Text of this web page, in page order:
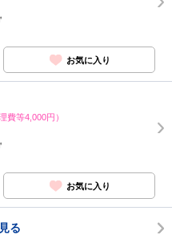
お気に入り
費等4,000円）
お気に入り
る